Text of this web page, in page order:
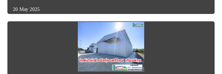
20 May 2025